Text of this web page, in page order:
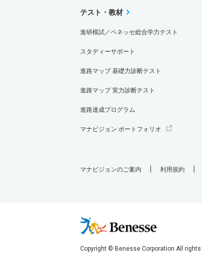
テスト・教材
進研模試／ベネッセ総合学力テスト
スタディーサポート
進路マップ 基礎力診断テスト
進路マップ 実力診断テスト
進路達成プログラム
マナビジョン ポートフォリオ
マナビジョンのご案内 利用規約
Copyright © Benesse Corporation All rights